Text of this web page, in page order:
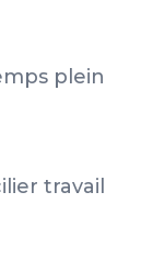
plein
travail